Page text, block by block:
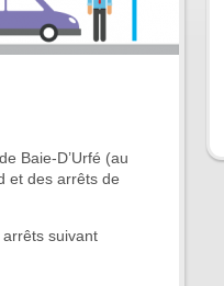
Baie-D’Urfé (au
et des arrêts de
suivant